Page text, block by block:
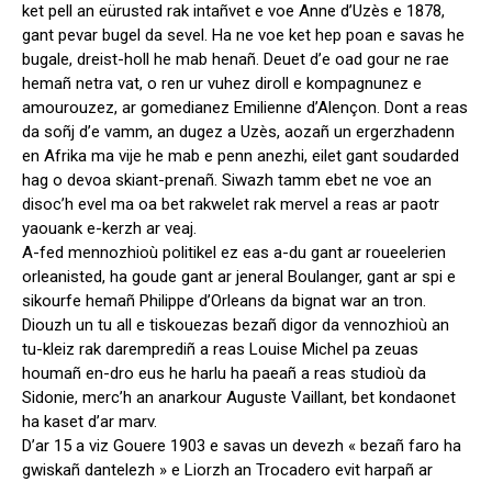
ket pell an eürusted rak intañvet e voe Anne d’Uzès e 1878,
gant pevar bugel da sevel. Ha ne voe ket hep poan e savas he
bugale, dreist-holl he mab henañ. Deuet d’e oad gour ne rae
hemañ netra vat, o ren ur vuhez diroll e kompagnunez e
amourouzez, ar gomedianez Emilienne d’Alençon. Dont a reas
da soñj d’e vamm, an dugez a Uzès, aozañ un ergerzhadenn
en Afrika ma vije he mab e penn anezhi, eilet gant soudarded
hag o devoa skiant-prenañ. Siwazh tamm ebet ne voe an
disoc’h evel ma oa bet rakwelet rak mervel a reas ar paotr
yaouank e-kerzh ar veaj.
A-fed mennozhioù politikel ez eas a-du gant ar roueelerien
orleanisted, ha goude gant ar jeneral Boulanger, gant ar spi e
sikourfe hemañ Philippe d’Orleans da bignat war an tron.
Diouzh un tu all e tiskouezas bezañ digor da vennozhioù an
tu-kleiz rak daremprediñ a reas Louise Michel pa zeuas
houmañ en-dro eus he harlu ha paeañ a reas studioù da
Sidonie, merc’h an anarkour Auguste Vaillant, bet kondaonet
ha kaset d’ar marv.
D’ar 15 a viz Gouere 1903 e savas un devezh « bezañ faro ha
gwiskañ dantelezh » e Liorzh an Trocadero evit harpañ ar